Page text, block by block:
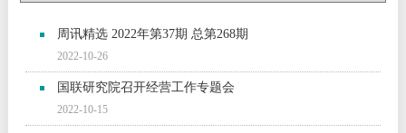
周讯精选 2022年第37期 总第268期
2022-10-26
国联研究院召开经营工作专题会
2022-10-15